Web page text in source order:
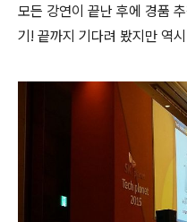
모든 강연이 끝난 후에 경품
기! 끝까지 기다려 봤지만 역